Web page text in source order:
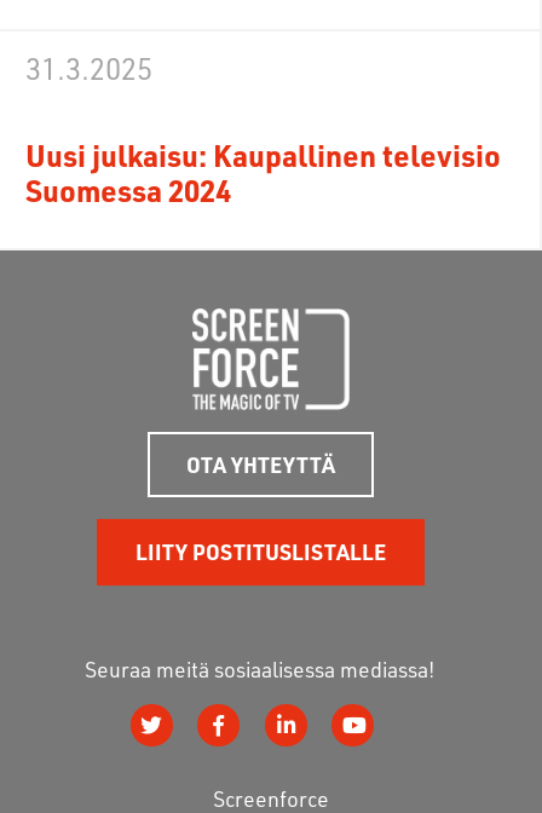
Uusi julkaisu: Kaupallinen televisio
Suomessa 2024
31.3.2025
OTA YHTEYTTÄ
LIITY POSTITUSLISTALLE
Seuraa meitä sosiaalisessa mediassa!
Screenforce